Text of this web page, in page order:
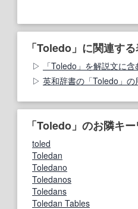
「Toledo」に関連す
「Toledo」を解説文に
英和辞書の「Toledo」の
「Toledo」のお隣キ
toled
Toledan
Toledano
Toledanos
Toledans
Toledan Tables